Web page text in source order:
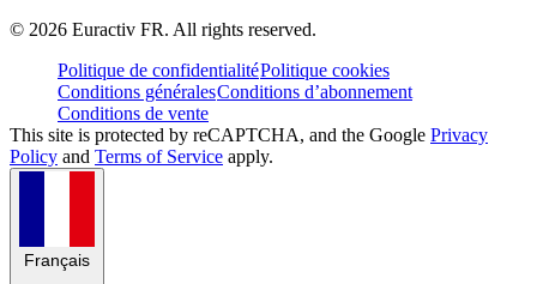
© 2026 Euractiv FR. All rights reserved.
Politique de confidentialitéPolitique cookies
Conditions généralesConditions d’abonnement
Conditions de vente
This site is protected by reCAPTCHA, and the Google Privacy
Policy and Terms of Service apply.
Français